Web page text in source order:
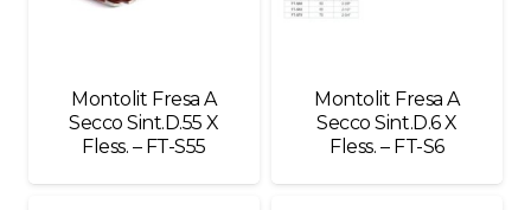
Montolit Fresa A
Secco Sint.D.55 X
Fless. – FT-S55
Montolit Fresa A
Secco Sint.D.6 X
Fless. – FT-S6